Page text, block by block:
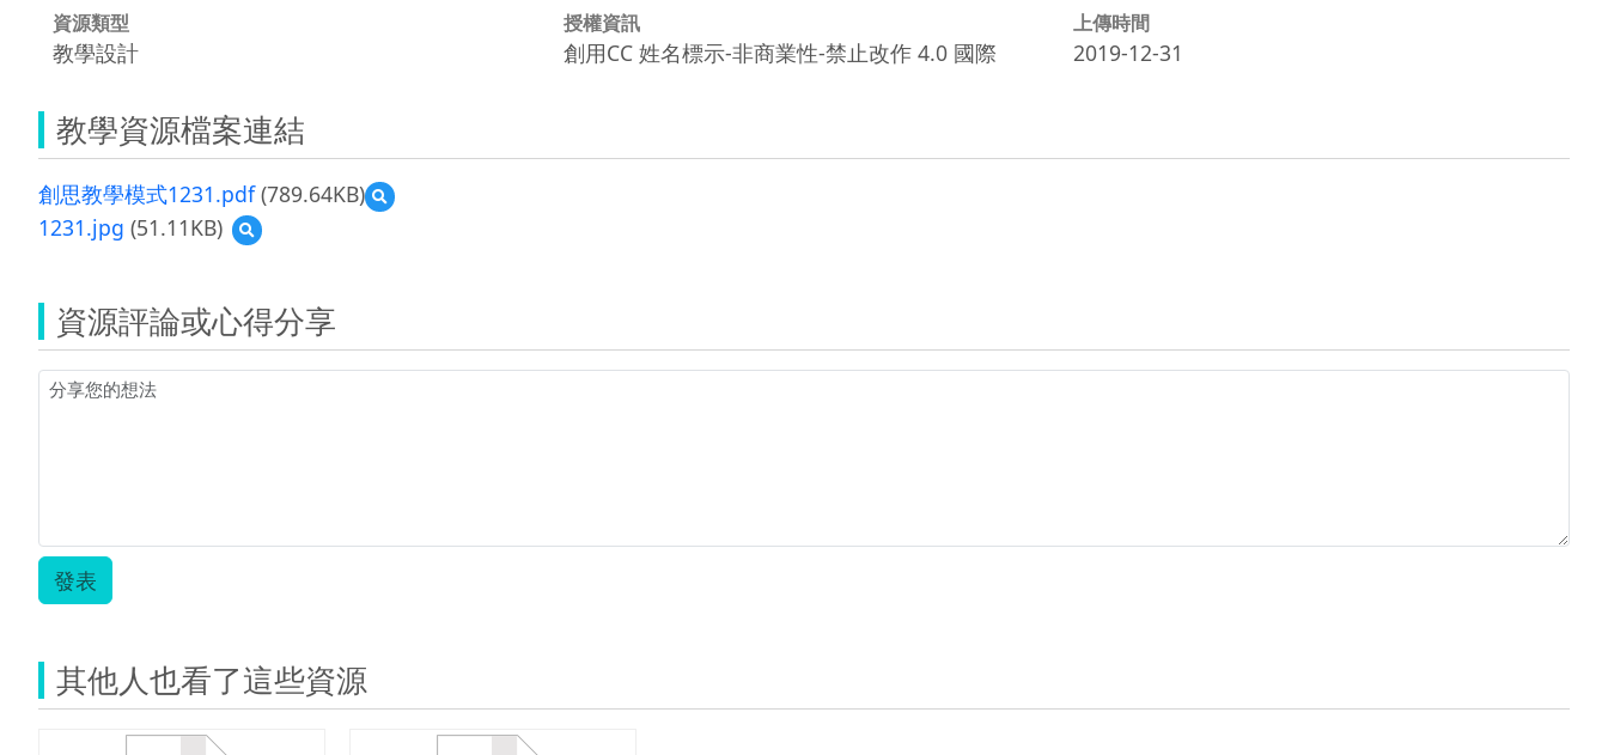
資源類型
教學設計
授權資訊
創用CC 姓名標示-非商業性-禁止改作 4.0 國際
上傳時間
2019-12-31
教學資源檔案連結
創思教學模式1231.pdf(789.64KB)
預
覽
式
1231.pdf
1231.jpg (51.11KB)
預
覽
資源評論或心得分享
發表
其他人也看了這些資源